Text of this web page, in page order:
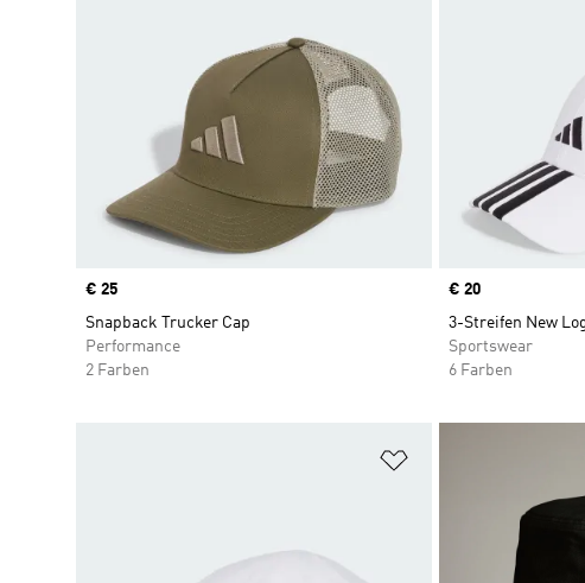
Price
€ 25
Snapback Trucker Cap
Performance
2 Farben
Price
€ 20
3-Streifen New
Sportswear
6 Farben